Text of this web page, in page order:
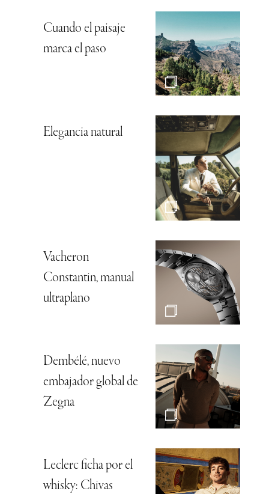
Cuando el paisaje
marca el paso
Elegancia natural
Vacheron
Constantin, manual
ultraplano
Dembélé, nuevo
embajador global de
Zegna
Leclerc ficha por el
whisky: Chivas